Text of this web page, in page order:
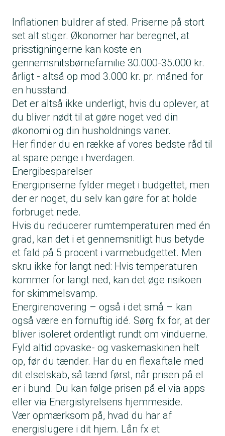
Inflationen buldrer af sted. Priserne på stort
set alt stiger. Økonomer har beregnet, at
prisstigningerne kan koste en
gennemsnitsbørnefamilie 30.000-35.000 kr.
årligt - altså op mod 3.000 kr. pr. måned for
en husstand.
Det er altså ikke underligt, hvis du oplever, at
du bliver nødt til at gøre noget ved din
økonomi og din husholdnings vaner.
Her finder du en række af vores bedste råd til
at spare penge i hverdagen.
Energibesparelser
Energipriserne fylder meget i budgettet, men
der er noget, du selv kan gøre for at holde
forbruget nede.
Hvis du reducerer rumtemperaturen med én
grad, kan det i et gennemsnitligt hus betyde
et fald på 5 procent i varmebudgettet. Men
skru ikke for langt ned: Hvis temperaturen
kommer for langt ned, kan det øge risikoen
for skimmelsvamp.
Energirenovering – også i det små – kan
også være en fornuftig idé. Sørg fx for, at der
bliver isoleret ordentligt rundt om vinduerne.
Fyld altid opvaske- og vaskemaskinen helt
op, før du tænder. Har du en flexaftale med
dit elselskab, så tænd først, når prisen på el
er i bund. Du kan følge prisen på el via apps
eller via Energistyrelsens hjemmeside.
Vær opmærksom på, hvad du har af
energislugere i dit hjem. Lån fx et